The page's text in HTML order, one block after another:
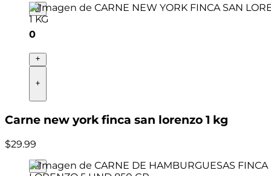
0
Carne new york finca san lorenzo 1 kg
$29.99